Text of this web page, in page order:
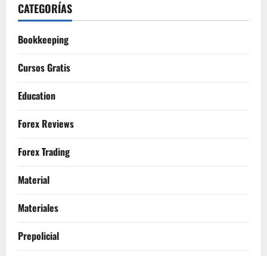
CATEGORÍAS
Bookkeeping
Cursos Gratis
Education
Forex Reviews
Forex Trading
Material
Materiales
Prepolicial